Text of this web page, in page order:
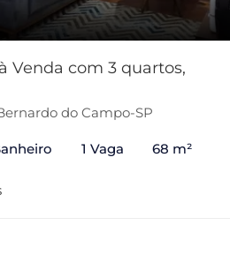
Venda com 3 quartos,
do Campo-SP
1 Vaga 68 m²